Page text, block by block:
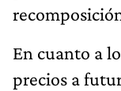
En cuanto a
precios a